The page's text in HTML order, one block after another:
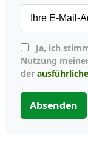
Nutzung
der
Absenden